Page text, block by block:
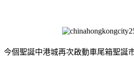
今個聖誕中港城再次啟動車尾箱聖誕